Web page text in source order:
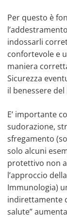
Per questo è
indossarli
confortevole e
maniera
Sicurezza
il benessere
E’ importante
sudorazione,
sfregamento
solo alcuni
protettivo non
l’approccio
Immunologia)
indirettamente
salute”